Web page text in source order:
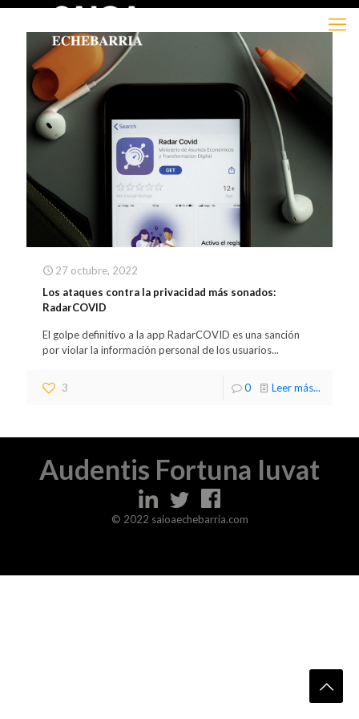
27 octubre, 2022
Los ataques contra la privacidad más sonados:
RadarCOVID
El golpe definitivo a la app RadarCOVID es una sanción
por violar la información personal de los usuarios...
3 0 Leer más...
Audentis Fortuna Iuvat
© 2022 saioaechebarria.com